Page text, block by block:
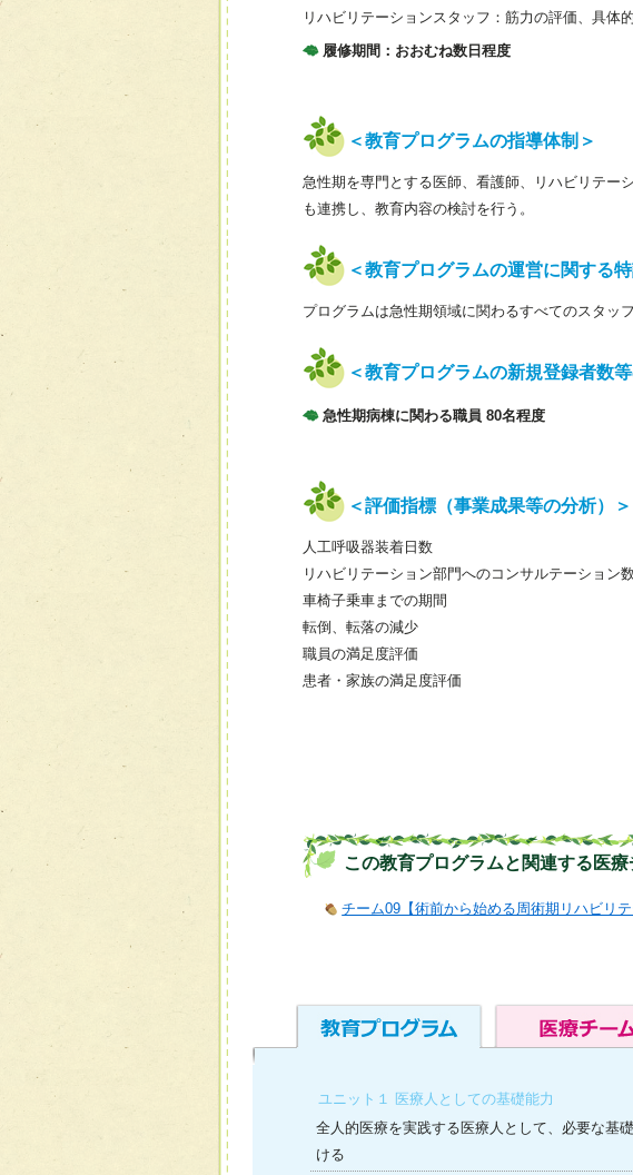
リハビリテーションスタッフ：筋力の評価、具体
履修期間：おおむね数日程度
＜教育プログラムの指導体制＞
急性期を専門とする医師、看護師、リハビリテー
も連携し、教育内容の検討を行う。
＜教育プログラムの運営に関する
プログラムは急性期領域に関わるすべてのスタッ
＜教育プログラムの新規登録者数
急性期病棟に関わる職員 80名程度
＜評価指標（事業成果等の分析）＞
人工呼吸器装着日数
リハビリテーション部門へのコンサルテーション
車椅子乗車までの期間
転倒、転落の減少
職員の満足度評価
患者・家族の満足度評価
この教育プログラムと関連する医療
チーム09【術前から始める周術期リハビリテ
ユニット１ 医療人としての基礎能力
全人的医療を実践する医療人として、必要な基
ける